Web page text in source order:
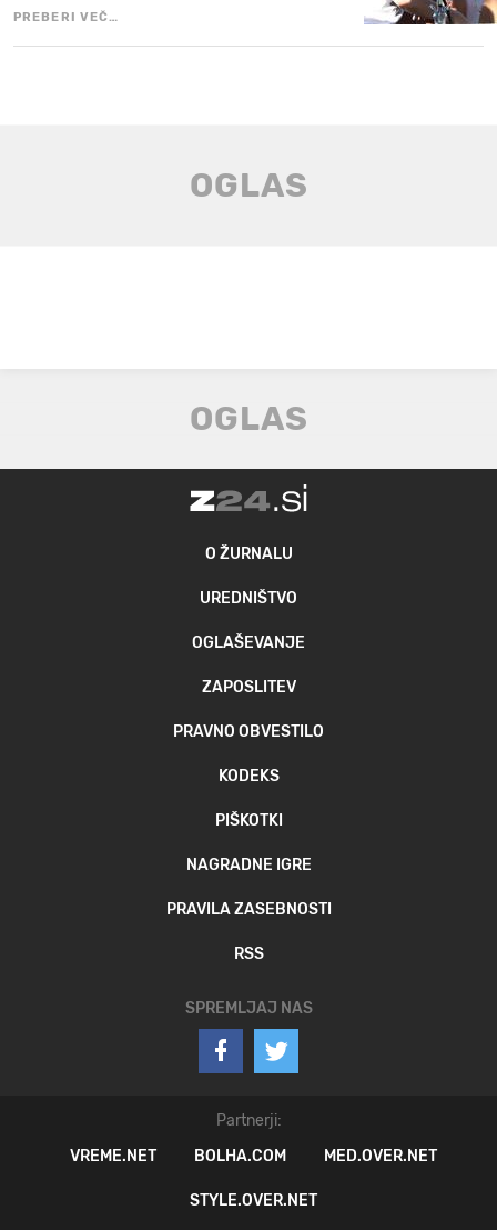
PREBERI VEČ…
O ŽURNALU
UREDNIŠTVO
OGLAŠEVANJE
ZAPOSLITEV
PRAVNO OBVESTILO
KODEKS
PIŠKOTKI
NAGRADNE IGRE
PRAVILA ZASEBNOSTI
RSS
SPREMLJAJ NAS
Partnerji:
VREME.NET
BOLHA.COM MED.OVER.NET
STYLE.OVER.NET